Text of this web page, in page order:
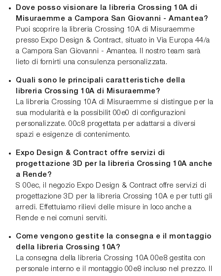
Dove posso visionare la libreria Crossing 10A di
Misuraemme a Campora San Giovanni - Amantea?
Puoi scoprire la libreria Crossing 10A di Misuraemme
presso Expo Design & Contract, situato in Via Europa 44/a
a Campora San Giovanni - Amantea. Il nostro team sarà
lieto di fornirti una consulenza personalizzata.
Quali sono le principali caratteristiche della
libreria Crossing 10A di Misuraemme?
La libreria Crossing 10A di Misuraemme si distingue per la
sua modularità e la possibilit 00e0 di configurazioni
personalizzate. 00c8 progettata per adattarsi a diversi
spazi e esigenze di contenimento.
Expo Design & Contract offre servizi di
progettazione 3D per la libreria Crossing 10A anche
a Rende?
S 00ec, il negozio Expo Design & Contract offre servizi di
progettazione 3D per la libreria Crossing 10A e per tutti gli
arredi. Effettuiamo rilievi delle misure in loco anche a
Rende e nei comuni serviti.
Come vengono gestite la consegna e il montaggio
della libreria Crossing 10A?
La consegna della libreria Crossing 10A 00e8 gestita con
personale interno e il montaggio 00e8 incluso nel prezzo. Il